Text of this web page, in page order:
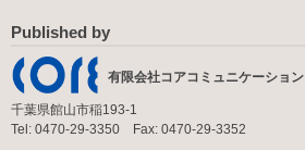
Published by
有限会社コアコミュニケーション
千葉県館山市稲193-1
Tel: 0470-29-3350 Fax: 0470-29-3352